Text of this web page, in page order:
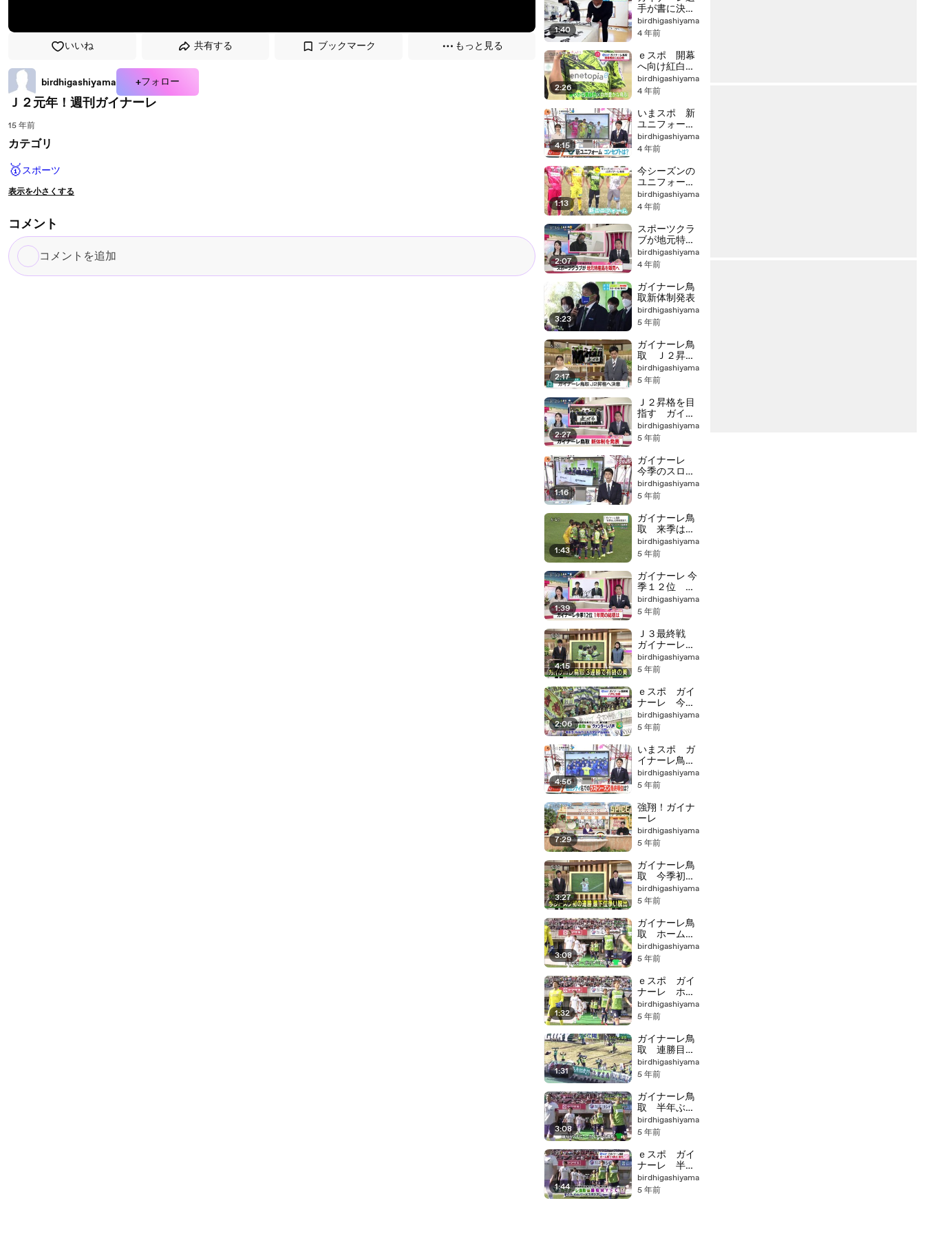
いいね 共有する ブックマーク もっと見る
birdhigashiyama +フォロー
Ｊ２元年！週刊ガイナーレ
15 年前
カテゴリ
🥇スポーツ
表示を小さくする
コメント
コ
メ
1:40
手が書に決意
込める
birdhigashiyama
4 年前
2:26
ｅスポ 開幕
へ向け紅白
戦 新ユニフ
ォームお披露
birdhigashiyama
4 年前
4:15
いまスポ 新
ユニフォーム
コンセプト
は？／課題の
メンタル克服
へ
birdhigashiyama
4 年前
1:13
今シーズンの
ユニフォーム
披露
birdhigashiyama
4 年前
2:07
スポーツクラ
ブが地元特産
品を販売へ
birdhigashiyama
4 年前
3:23
ガイナーレ鳥
取新体制発表
birdhigashiyama
5 年前
2:17
ガイナーレ鳥
取 Ｊ２昇格
へ決意
birdhigashiyama
5 年前
2:27
Ｊ２昇格を目
指す ガイナ
ーレ鳥取が始
動
birdhigashiyama
5 年前
1:16
ガイナーレ
今季のスロー
ガンは？
birdhigashiyama
5 年前
1:43
ガイナーレ鳥
取 来季は攻
撃的サッカー
Ｊ２昇格目指
birdhigashiyama
5 年前
1:39
ガイナーレ 今
季１２位 １
年間の総括は
birdhigashiyama
5 年前
4:15
Ｊ３最終戦
ガイナーレ鳥
取 ３連勝で
有終の美
birdhigashiyama
5 年前
2:06
ｅスポ ガイ
ナーレ 今季
最終戦で快勝
birdhigashiyama
5 年前
4:56
いまスポ ガ
イナーレ鳥
取 有終の美
を飾るも
birdhigashiyama
5 年前
7:29
強翔！ガイナ
ーレ
birdhigashiyama
5 年前
3:27
ガイナーレ鳥
取 今季初の
連勝
birdhigashiyama
5 年前
3:08
ガイナーレ鳥
取 ホーム連
勝で最下位脱
出
birdhigashiyama
5 年前
1:32
ｅスポ ガイ
ナーレ ホー
ム２連勝 最
下位脱出
birdhigashiyama
5 年前
1:31
ガイナーレ鳥
取 連勝目指
し追い上げる
も・・・
birdhigashiyama
5 年前
3:08
ガイナーレ鳥
取 半年ぶり
ホーム勝利
birdhigashiyama
5 年前
1:44
ｅスポ ガイ
ナーレ 半年
ぶりのホーム
勝利
birdhigashiyama
5 年前